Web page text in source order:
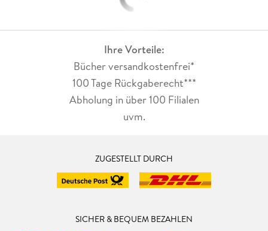
Ihre Vorteile:
Bücher versandkostenfrei*
100 Tage Rückgaberecht***
Abholung in über 100 Filialen
uvm.
ZUGESTELLT DURCH
SICHER & BEQUEM BEZAHLEN